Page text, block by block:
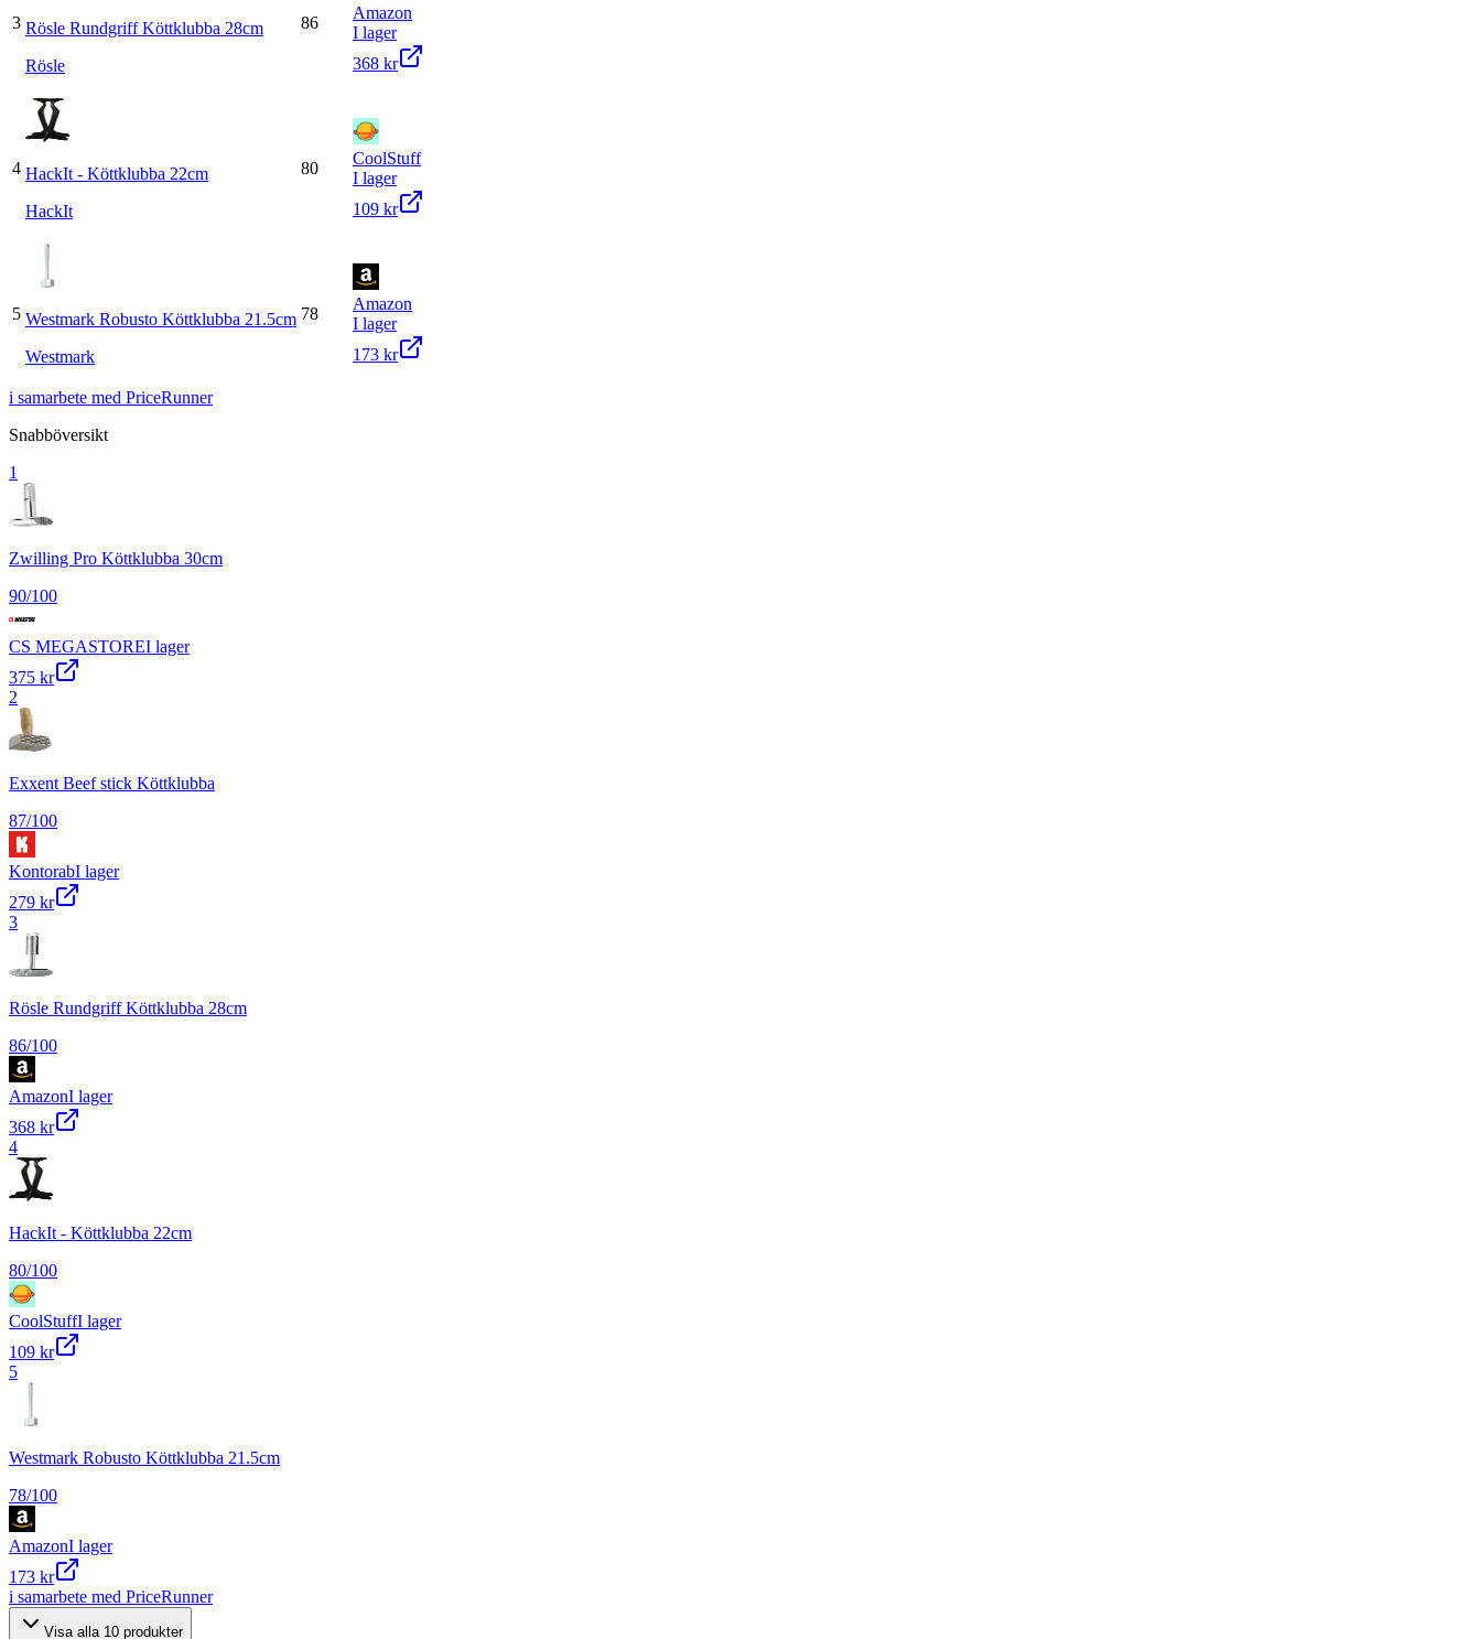
3 Rösle Rundgriff Köttklubba 28cm
Rösle
86
Amazon
I lager
368 kr
4 HackIt - Köttklubba 22cm
HackIt
80
CoolStuff
I lager
109 kr
5 Westmark Robusto Köttklubba 21.5cm
Westmark
78
Amazon
I lager
173 kr
i samarbete med PriceRunner
Snabböversikt
1
Zwilling Pro Köttklubba 30cm
90/100
CS MEGASTOREI lager
375 kr
2
Exxent Beef stick Köttklubba
87/100
KontorabI lager
279 kr
3
Rösle Rundgriff Köttklubba 28cm
86/100
AmazonI lager
368 kr
4
HackIt - Köttklubba 22cm
80/100
CoolStuffI lager
109 kr
5
Westmark Robusto Köttklubba 21.5cm
78/100
AmazonI lager
173 kr
i samarbete med PriceRunner
Visa alla 10 produkter